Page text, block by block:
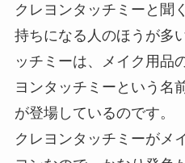
クレヨンタッチミーと聞
持ちになる人のほうが多
ッチミーは、メイク用品
ヨンタッチミーという名
が登場しているのです。
クレヨンタッチミーがメ